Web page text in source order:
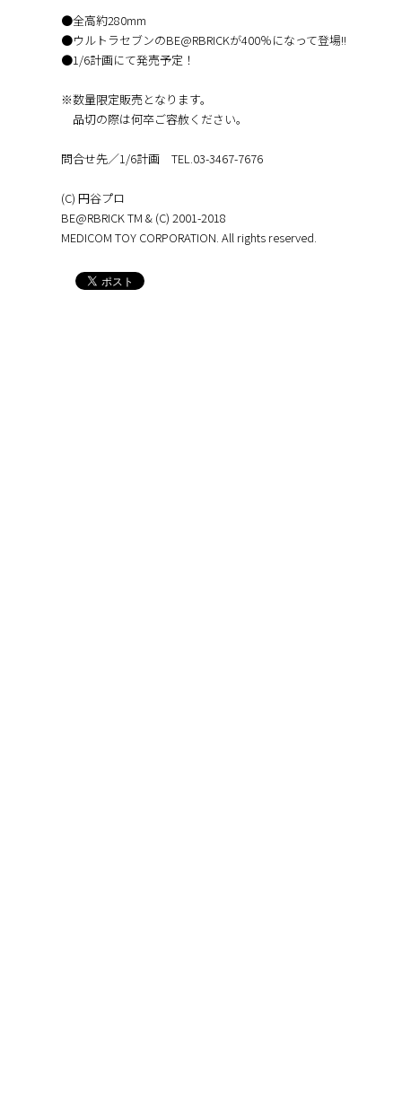
●全高約280mm
●ウルトラセブンのBE@RBRICKが400％になって登場!!
●1/6計画にて発売予定！
※数量限定販売となります。
品切の際は何卒ご容赦ください。
問合せ先／1/6計画 TEL.03-3467-7676
(C) 円谷プロ
BE@RBRICK TM & (C) 2001-2018
MEDICOM TOY CORPORATION. All rights reserved.